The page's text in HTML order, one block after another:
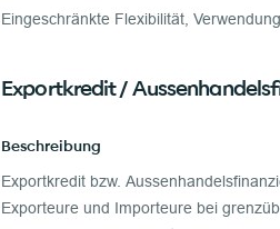
Eingeschränkte Flexibilität,
Exportkredit /
Beschreibung
Exportkredit bzw.
Exporteure und Importeure bei